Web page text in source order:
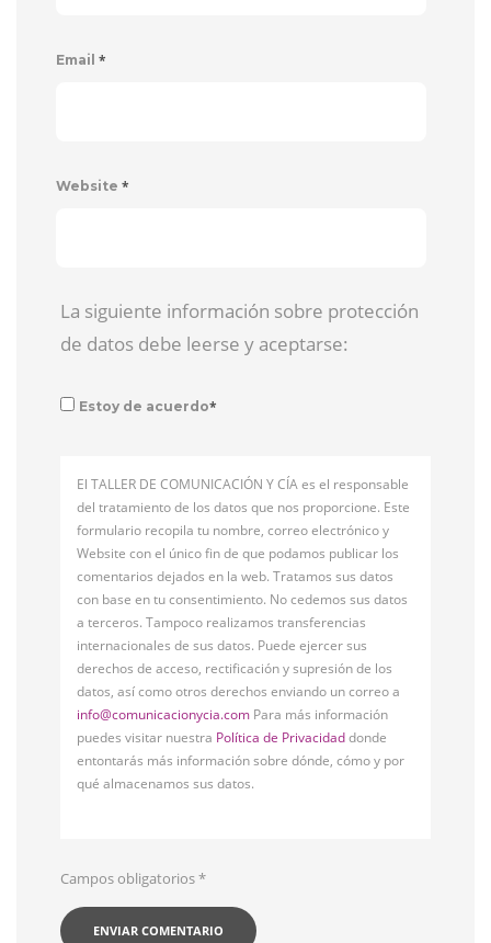
Email *
Website *
La siguiente información sobre protección
de datos debe leerse y aceptarse:
Estoy de acuerdo*
El TALLER DE COMUNICACIÓN Y CÍA es el responsable
del tratamiento de los datos que nos proporcione. Este
formulario recopila tu nombre, correo electrónico y
Website con el único fin de que podamos publicar los
comentarios dejados en la web. Tratamos sus datos
con base en tu consentimiento. No cedemos sus datos
a terceros. Tampoco realizamos transferencias
internacionales de sus datos. Puede ejercer sus
derechos de acceso, rectificación y supresión de los
datos, así como otros derechos enviando un correo a
info@comunicacionycia.com Para más información
puedes visitar nuestra Política de Privacidaddonde
entontarás más información sobre dónde, cómo y por
qué almacenamos sus datos.
Campos obligatorios*